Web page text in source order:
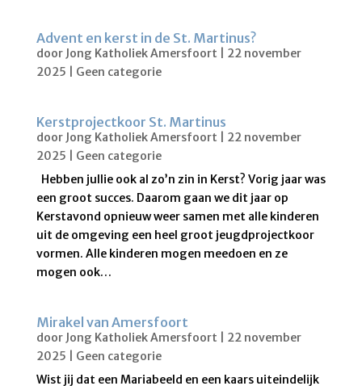
Advent en kerst in de St. Martinus?
door Jong Katholiek Amersfoort
22 november
2025
Geen categorie
Kerstprojectkoor St. Martinus
door Jong Katholiek Amersfoort
22 november
2025
Geen categorie
Hebben jullie ook al zo’n zin in Kerst? Vorig jaar was
een groot succes. Daarom gaan we dit jaar op
Kerstavond opnieuw weer samen met alle kinderen
uit de omgeving een heel groot jeugdprojectkoor
vormen. Alle kinderen mogen meedoen en ze
mogen ook…
Mirakel van Amersfoort
door Jong Katholiek Amersfoort
22 november
2025
Geen categorie
Wist jij dat een Mariabeeld en een kaars uiteindelijk